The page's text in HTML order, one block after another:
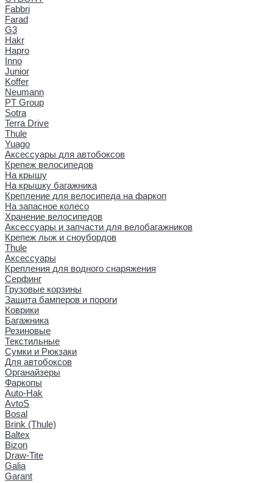
Fabbri
Farad
G3
Hakr
Hapro
Inno
Junior
Koffer
Neumann
PT Group
Sotra
Terra Drive
Thule
Yuago
Аксессуары для автобоксов
Крепеж велосипедов
На крышу
На крышку багажника
Крепление для велосипеда на фаркоп
На запасное колесо
Хранение велосипедов
Аксессуары и запчасти для велобагажников
Крепеж лыж и сноубордов
Thule
Аксессуары
Крепления для водного снаряжения
Серфинг
Грузовые корзины
Защита бамперов и пороги
Коврики
Багажника
Резиновые
Текстильные
Сумки и Рюкзаки
Для автобоксов
Органайзеры
Фаркопы
Auto-Hak
AvtoS
Bosal
Brink (Thule)
Baltex
Bizon
Draw-Tite
Galia
Garant